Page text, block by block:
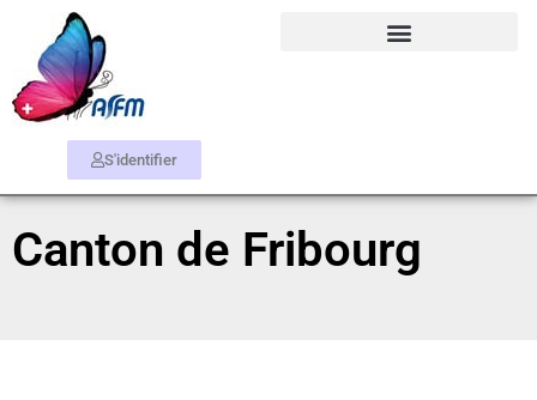
S'identifier
Canton de Fribourg